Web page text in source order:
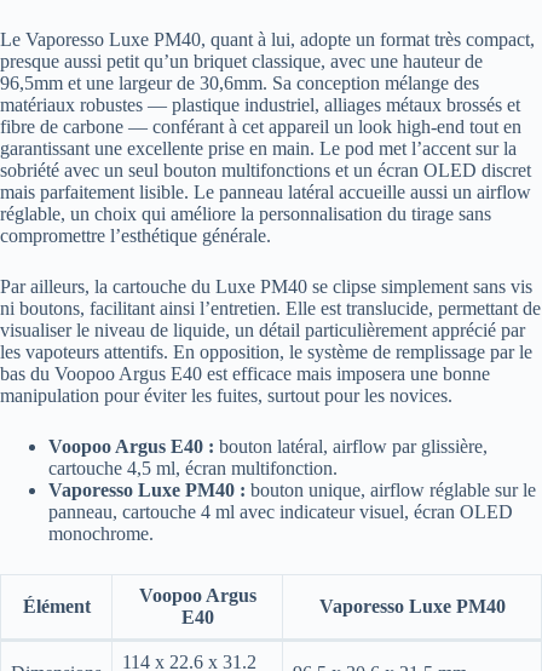
Le Vaporesso Luxe PM40, quant à lui, adopte un format très compact,
presque aussi petit qu’un briquet classique, avec une hauteur de
96,5mm et une largeur de 30,6mm. Sa conception mélange des
matériaux robustes — plastique industriel, alliages métaux brossés et
fibre de carbone — conférant à cet appareil un look high-end tout en
garantissant une excellente prise en main. Le pod met l’accent sur la
sobriété avec un seul bouton multifonctions et un écran OLED discret
mais parfaitement lisible. Le panneau latéral accueille aussi un airflow
réglable, un choix qui améliore la personnalisation du tirage sans
compromettre l’esthétique générale.
Par ailleurs, la cartouche du Luxe PM40 se clipse simplement sans vis
ni boutons, facilitant ainsi l’entretien. Elle est translucide, permettant de
visualiser le niveau de liquide, un détail particulièrement apprécié par
les vapoteurs attentifs. En opposition, le système de remplissage par le
bas du Voopoo Argus E40 est efficace mais imposera une bonne
manipulation pour éviter les fuites, surtout pour les novices.
Voopoo Argus E40 : bouton latéral, airflow par glissière,
cartouche 4,5 ml, écran multifonction.
Vaporesso Luxe PM40 : bouton unique, airflow réglable sur le
panneau, cartouche 4 ml avec indicateur visuel, écran OLED
monochrome.
Élément
Voopoo Argus
E40
Vaporesso Luxe PM40
114 x 22.6 x 31.2